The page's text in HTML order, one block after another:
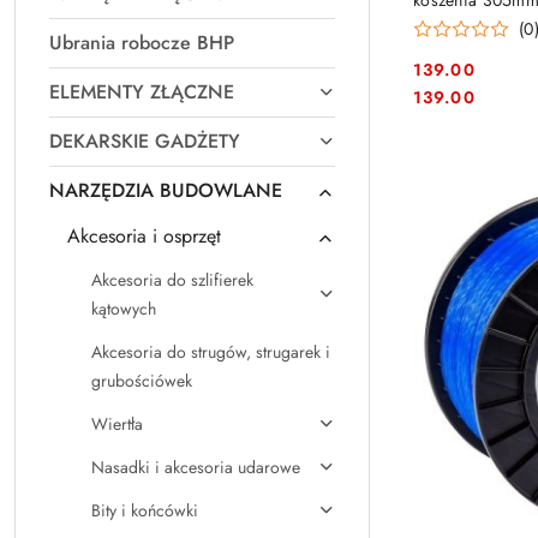
Ubrania robocze BHP
ELEMENTY ZŁĄCZNE
DEKARSKIE GADŻETY
NARZĘDZIA BUDOWLANE
Akcesoria i osprzęt
Akcesoria do szlifierek
kątowych
Akcesoria do strugów, strugarek i
grubościówek
Wiertła
Nasadki i akcesoria udarowe
Bity i końcówki
(0)
Cena:
139.00
Cena:
139.00